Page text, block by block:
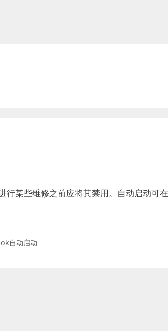
行某些维修之前应将其禁用。自动启动可在
自动启动